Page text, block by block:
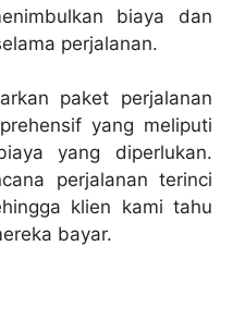
biaya dan
perjalanan.
paket perjalanan
yang meliputi
yang diperlukan.
perjalanan terinci
klien kami tahu
bayar.